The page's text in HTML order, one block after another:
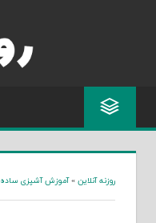
روزنه آنلاین »آموزش آشپزی ساده